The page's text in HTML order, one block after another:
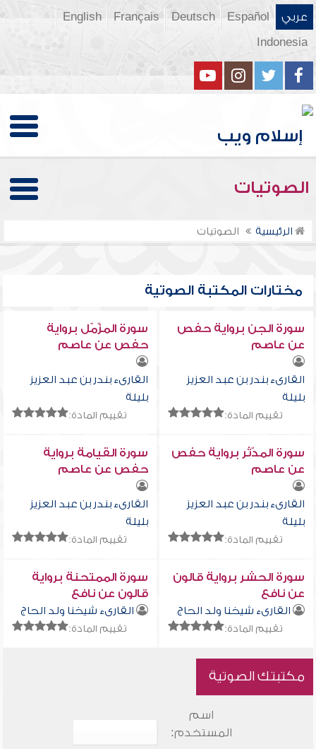
عربي Español
Deutsch
Français
English
Indonesia
الصوتيات
الرئيسية الصوتيات
مختارات المكتبة الصوتية
سورة الجن برواية حفص
عن عاصم
القارىء بندر بن عبد العزيز
بليلة
تقييم المادة:
سورة المزّمّل برواية
حفص عن عاصم
القارىء بندر بن عبد العزيز
بليلة
تقييم المادة:
سورة المدّثر برواية حفص
عن عاصم
القارىء بندر بن عبد العزيز
بليلة
تقييم المادة:
سورة القيامة برواية
حفص عن عاصم
القارىء بندر بن عبد العزيز
بليلة
تقييم المادة:
سورة الحشر برواية قالون
عن نافع
القارىء شيخنا ولد الحاج
تقييم المادة:
سورة الممتحنة برواية
قالون عن نافع
القارىء شيخنا ولد الحاج
تقييم المادة:
مكتبتك الصوتية
اسم
المستخدم: